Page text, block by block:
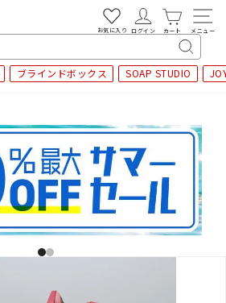
キ
ー
ド
ブラインドボックス SOAP STUDIO
お気に入り ログイン カート メニュー